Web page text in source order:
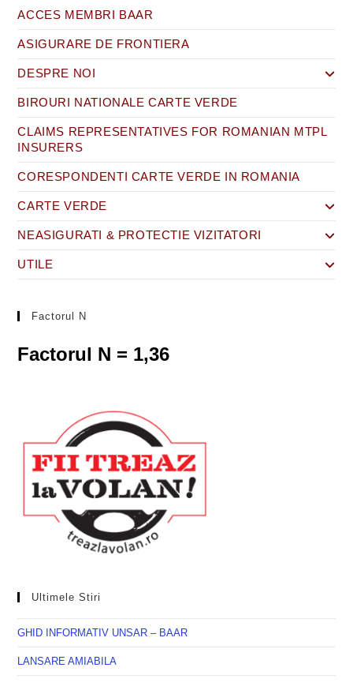
ACCES MEMBRI BAAR
ASIGURARE DE FRONTIERA
DESPRE NOI
BIROURI NATIONALE CARTE VERDE
CLAIMS REPRESENTATIVES FOR ROMANIAN MTPL
INSURERS
CORESPONDENTI CARTE VERDE IN ROMANIA
CARTE VERDE
NEASIGURATI & PROTECTIE VIZITATORI
UTILE
Factorul N
Factorul N = 1,36
Ultimele Stiri
GHID INFORMATIV UNSAR – BAAR
LANSARE AMIABILA